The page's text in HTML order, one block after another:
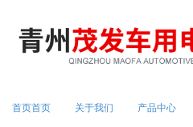
首页首页 关于我们 产品中心